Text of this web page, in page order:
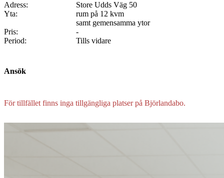
Adress:
Yta:
Pris:
Period:
Store Udds Väg 50
rum på 12 kvm
samt gemensamma ytor
-
Tills vidare
Ansök
För tillfället finns inga tillgängliga platser på Björlandabo.